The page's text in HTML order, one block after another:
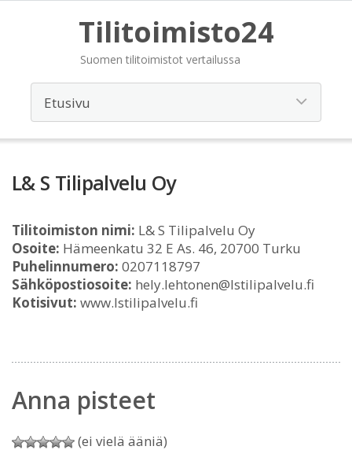
Tilitoimisto24
Suomen tilitoimistot vertailussa
L& S Tilipalvelu Oy
Tilitoimiston nimi: L& S Tilipalvelu Oy
Osoite: Hämeenkatu 32 E As. 46, 20700 Turku
Puhelinnumero: 0207118797
Sähköpostiosoite: hely.lehtonen@lstilipalvelu.fi
Kotisivut: www.lstilipalvelu.fi
Anna pisteet
(ei vielä ääniä)